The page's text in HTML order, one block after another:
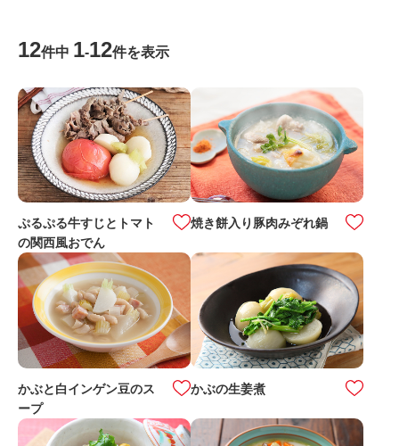
12件中 1-12件を表示
ぷるぷる牛すじとトマト
の関西風おでん
焼き餅入り豚肉みぞれ鍋
かぶと白インゲン豆のス
ープ
かぶの生姜煮